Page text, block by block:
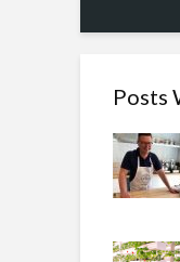
Posts